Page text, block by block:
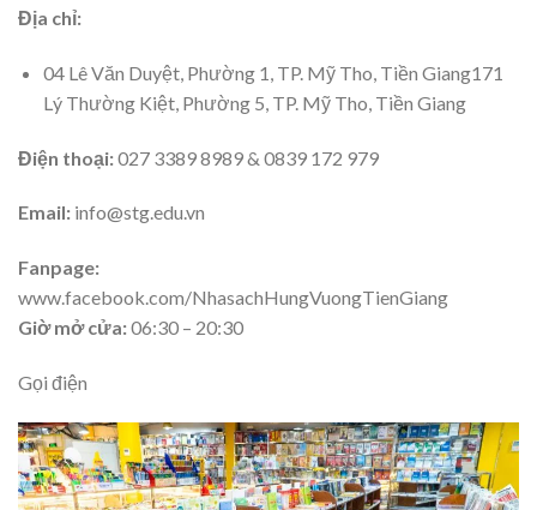
Địa chỉ:
04 Lê Văn Duyệt, Phường 1, TP. Mỹ Tho, Tiền Giang171
Lý Thường Kiệt, Phường 5, TP. Mỹ Tho, Tiền Giang
Điện thoại:027 3389 8989 & 0839 172 979
Email: info@stg.edu.vn
Fanpage:
www.facebook.com/NhasachHungVuongTienGiang
Giờ mở cửa:06:30 – 20:30
Gọi điện